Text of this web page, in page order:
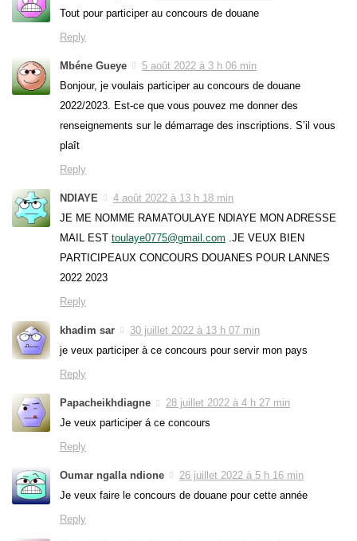
Tout pour participer au concours de douane
Reply
Mbéne Gueye
5 août 2022 à 3 h 06 min
Bonjour, je voulais participer au concours de douane
2022/2023. Est-ce que vous pouvez me donner des
renseignements sur le démarrage des inscriptions. S’il vous
plaît
Reply
NDIAYE
4 août 2022 à 13 h 18 min
JE ME NOMME RAMATOULAYE NDIAYE MON ADRESSE
MAIL EST toulaye0775@gmail.com .JE VEUX BIEN
PARTICIPEAUX CONCOURS DOUANES POUR LANNES
2022 2023
Reply
khadim sar
30 juillet 2022 à 13 h 07 min
je veux participer à ce concours pour servir mon pays
Reply
Papacheikhdiagne
28 juillet 2022 à 4 h 27 min
Je veux participer á ce concours
Reply
Oumar ngalla ndione
26 juillet 2022 à 5 h 16 min
Je veux faire le concours de douane pour cette année
Reply